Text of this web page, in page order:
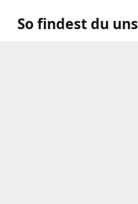
So findest du uns